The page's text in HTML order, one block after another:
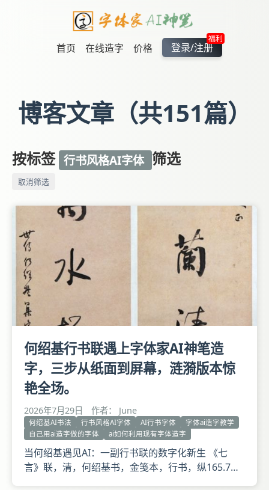
首页 在线造字 价格
福利
登录/注册
博客文章（共151篇）
按标签 行书风格AI字体 筛选
取消筛选
何绍基行书联遇上字体家AI神笔造
字，三步从纸面到屏幕，涟漪版本惊
艳全场。
2026年7月29日 作者： June
何绍基AI书法 行书风格AI字体 AI行书字体
字体ai造字教学
自己用ai造字做的字体
ai如何利用现有字体造字
当何绍基遇见AI：一副行书联的数字化新生 《七
言》联，清，何绍基书，金笺本，行书，纵165.7厘